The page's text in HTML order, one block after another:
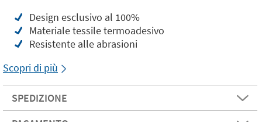
Design esclusivo al 100%
Materiale tessile termoadesivo
Resistente alle abrasioni
Scopri di più
SPEDIZIONE